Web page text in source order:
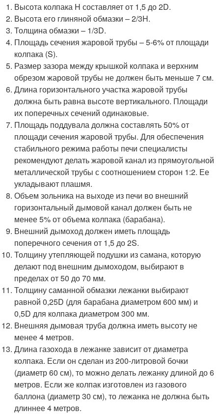
Высота колпака H составляет от 1,5 до 2D.
Высота его глиняной обмазки – 2/3H.
Толщина обмазки – 1/3D.
Площадь сечения жаровой трубы – 5-6% от площади
колпака (S).
Размер зазора между крышкой колпака и верхним
обрезом жаровой трубы не должен быть меньше 7 см.
Длина горизонтального участка жаровой трубы
должна быть равна высоте вертикального. Площади
их поперечных сечений одинаковые.
Площадь поддувала должна составлять 50% от
площади сечения жаровой трубы. Для обеспечения
стабильного режима работы печи специалисты
рекомендуют делать жаровой канал из прямоугольной
металлической трубы с соотношением сторон 1:2. Ее
укладывают плашмя.
Объем зольника на выходе из печи во внешний
горизонтальный дымовой канал должен быть не
менее 5% от объема колпака (барабана).
Внешний дымоход должен иметь площадь
поперечного сечения от 1,5 до 2S.
Толщину утепляющей подушки из самана, которую
делают под внешним дымоходом, выбирают в
пределах от 50 до 70 мм.
Толщину саманной обмазки лежанки выбирают
равной 0,25D (для барабана диаметром 600 мм) и
0,5D для колпака диаметром 300 мм.
Внешняя дымовая труба должна иметь высоту не
менее 4 метров.
Длина газохода в лежанке зависит от диаметра
колпака. Если он сделан из 200-литровой бочки
(диаметр 60 см), то можно делать лежанку длиной до 6
метров. Если же колпак изготовлен из газового
баллона (диаметр 30 см), то лежанка не должна быть
длиннее 4 метров.